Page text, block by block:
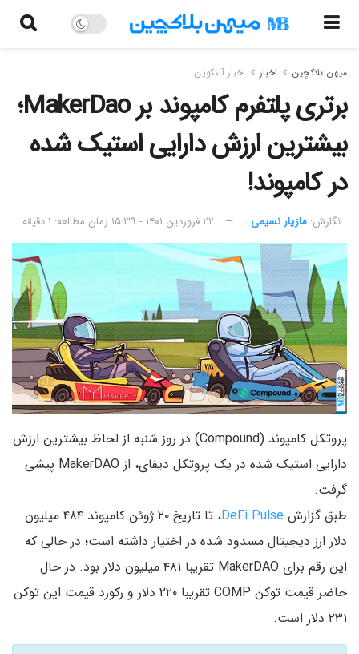
میهن بلاکچین اخبار اخبار آلتکوین
برتری پلتفرم کامپوند بر MakerDao؛
بیشترین ارزش دارایی استیک شده
در کامپوند!
نگارش:‌ مازیار نسیمی ۲۲ فروردین ۱۴۰۱ - ۱۵:۳۹ زمان مطالعه: ۱ دقیقه
پروتکل کامپوند (Compound) در روز شنبه از لحاظ بیشترین ارزش
دارایی استیک شده در یک پروتکل دیفای، از MakerDAO پیشی
گرفت.
طبق گزارش
، تا تاریخ ۲۰ ژوئن کامپوند ۴۸۴ میلیون
دلار ارز دیجیتال مسدود شده در اختیار داشته است؛ در حالی که
این رقم برای MakerDAO تقریبا ۴۸۱ میلیون دلار بود. در حال
حاضر قیمت توکن COMP تقریبا ۲۲۰ دلار و رکورد قیمت این توکن
۲۳۱ دلار است.